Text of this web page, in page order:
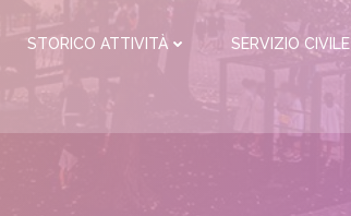
STORICO ATTIVITÀ SERVIZIO CIVILE